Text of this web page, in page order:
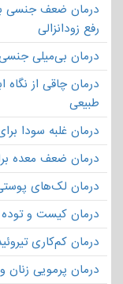
درمان ضعف جنسی
رفع زودانزالی
درمان بی‌میلی
درمان چاقی از
طبیعی
درمان غلبه سودا
درمان ضعف معده
درمان لک‌های
درمان کیست و توده
درمان کم‌کاری
درمان پرمویی زنان